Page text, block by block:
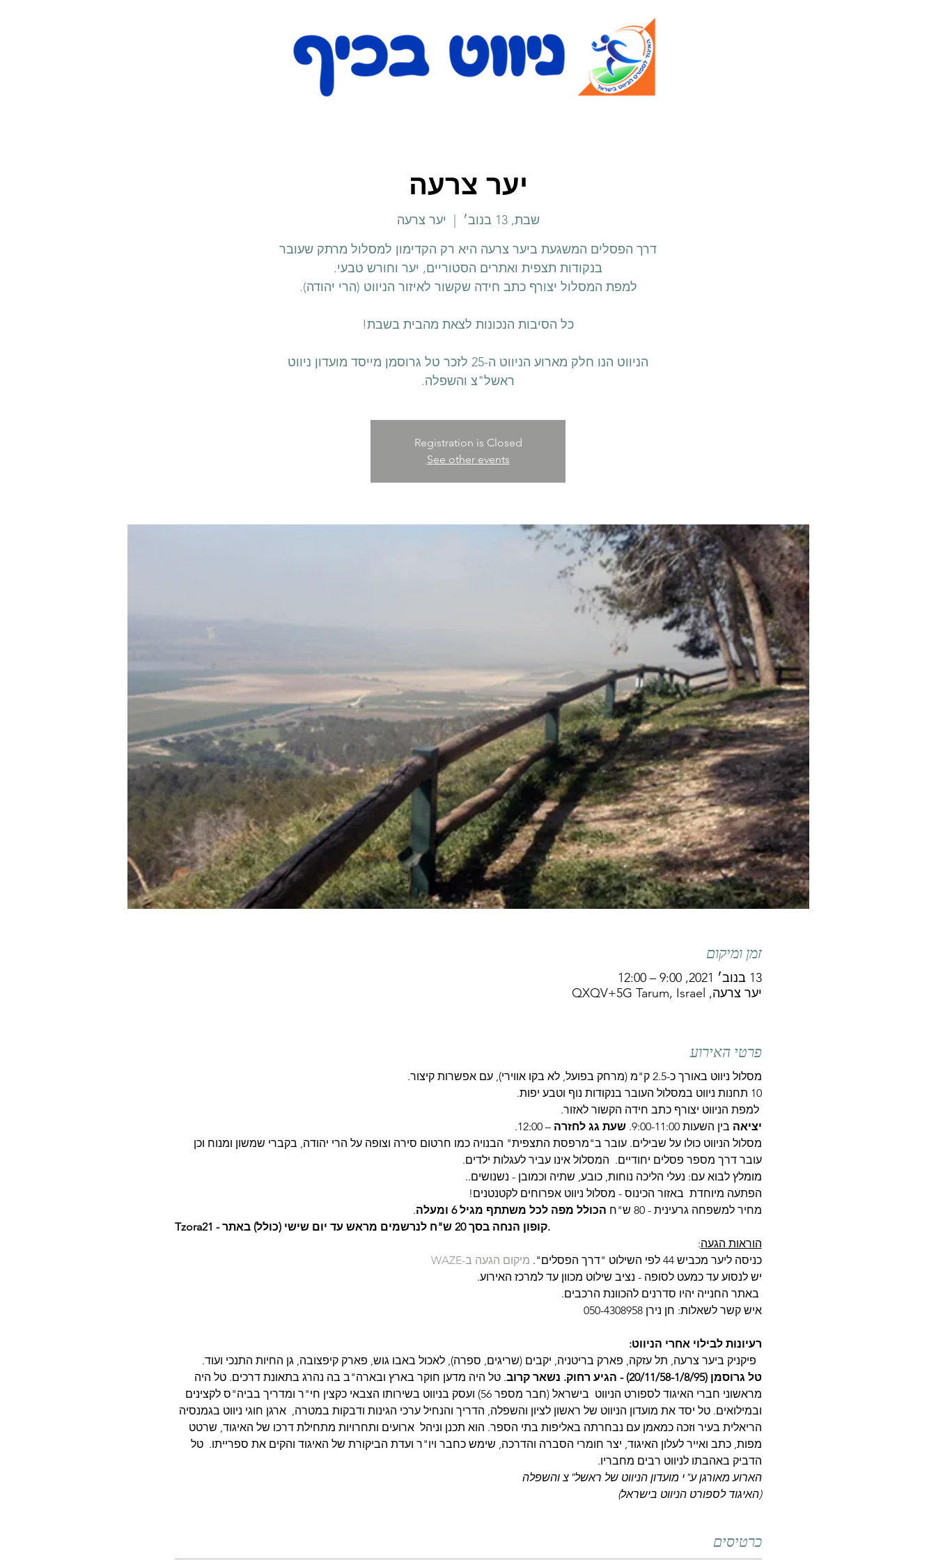
יער צרעה
שבת, 13 בנוב׳
יער צרעה
דרך הפסלים המשגעת ביער צרעה היא רק הקדימון למסלול מרתק שעובר
הניווט הנו חלק מארוע הניווט ה-25 לזכר טל גרוסמן מייסד מועדון ניווט
ראשל"צ והשפלה.
Registration is Closed
See other events
זמן ומיקום
13 בנוב׳ 2021, 9:00 – 12:00
יער צרעה, QXQV+5G Tarum, Israel
פרטי האירוע
מסלול ניווט באורך כ-2.5 ק"מ (מרחק בפועל, לא בקו אווירי), עם אפשרות קיצור.
10 תחנות ניווט במסלול העובר בנקודות נוף וטבע יפות.
למפת הניווט יצורף כתב חידה הקשור לאזור.
יציאה בין השעות 9:00-11:00. שעת גג לחזרה – 12:00.
מסלול הניווט כולו על שבילים. עובר ב"מרפסת התצפית" הבנויה כמו חרטום סירה וצופה על הרי יהודה, בקברי שמשון ומנוח וכן
עובר דרך מספר פסלים יחודיים.  המסלול אינו עביר לעגלות ילדים.
מומלץ לבוא עם: נעלי הליכה נוחות, כובע, שתיה וכמובן - נשנושים..
הפתעה מיוחדת  באזור הכינוס - מסלול ניווט אפרוחים לקטנטנים!
מחיר למשפחה גרעינית - 80 ש"ח
הכולל מפה לכל משתתף מגיל 6 ומעלה
.
Tzora21 - קופון הנחה בסך 20 ש"ח לנרשמים מראש עד יום שישי (כולל) באתר.
הוראות הגעה:
כניסה ליער מכביש 44 לפי השילוט "דרך הפסלים".
מיקום הגעה ב-WAZE
יש לנסוע עד כמעט לסופה - נציב שילוט מכוון עד למרכז האירוע.
באתר החנייה יהיו סדרנים להכוונת הרכבים.
איש קשר לשאלות: חן נירן 050-4308958
רעיונות לבילוי אחרי הניווט:
פיקניק ביער צרעה, תל עזקה, פארק בריטניה, יקבים (שריגים, ספרה), לאכול באבו גוש, פארק קיפצובה, גן החיות התנכי ועוד.
טל גרוסמן (20/11/58-1/8/95) - הגיע רחוק. נשאר קרוב
. טל היה מדען חוקר בארץ ובארה"ב בה נהרג בתאונת דרכים. טל היה
מראשוני חברי האיגוד לספורט הניווט  בישראל (חבר מספר 56) ועסק בניווט בשירותו הצבאי כקצין חי"ר ומדריך בביה"ס לקצינים
ובמילואים. טל יסד את מועדון הניווט של ראשון לציון והשפלה, הדריך והנחיל ערכי הגינות ודבקות במטרה,  ארגן חוגי ניווט בגמנסיה
הריאלית בעיר וזכה כמאמן עם נבחרתה באליפות בתי הספר. הוא תכנן וניהל  ארועים ותחרויות מתחילת דרכו של האיגוד, שרטט
מפות, כתב ואייר לעלון האיגוד, יצר חומרי הסברה והדרכה, שימש כחבר ויו"ר ועדת הביקורת של האיגוד והקים את ספרייתו.  טל
הדביק באהבתו לניווט רבים מחבריו.
הארוע מאורגן ע"י מועדון הניווט של ראשל"צ והשפלה
(האיגוד לספורט הניווט בישראל)
כרטיסים